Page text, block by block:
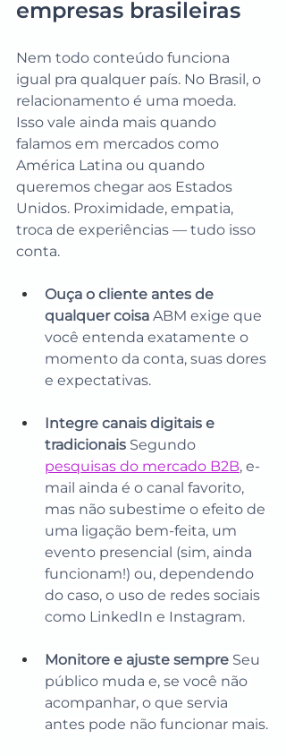
empresas brasileiras
Nem todo conteúdo funciona
igual pra qualquer país. No Brasil, o
relacionamento é uma moeda.
Isso vale ainda mais quando
falamos em mercados como
América Latina ou quando
queremos chegar aos Estados
Unidos. Proximidade, empatia,
troca de experiências — tudo isso
conta.
Ouça o cliente antes de
qualquer coisa ABM exige que
você entenda exatamente o
momento da conta, suas dores
e expectativas.
Integre canais digitais e
tradicionais Segundo
pesquisas do mercado B2B, e-
mail ainda é o canal favorito,
mas não subestime o efeito de
uma ligação bem-feita, um
evento presencial (sim, ainda
funcionam!) ou, dependendo
do caso, o uso de redes sociais
como LinkedIn e Instagram.
Monitore e ajuste sempre Seu
público muda e, se você não
acompanhar, o que servia
antes pode não funcionar mais.